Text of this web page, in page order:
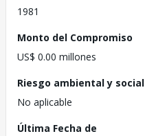
1981
Monto del Compromiso
US$ 0.00 millones
Riesgo ambiental y social
No aplicable
Última Fecha de